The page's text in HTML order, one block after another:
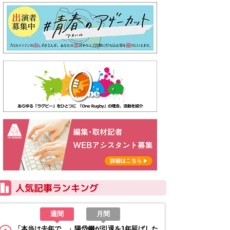
週間
月間